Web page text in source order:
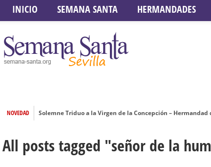
INICIO SEMANA SANTA HERMANDADES
NOVEDAD
Solemne Triduo a la Virgen de la Concepción – Hermandad
Besamanos al Señor del Gran Poder de Sevilla
Solemne y devoto Besamanos en honor de María Santísima
All posts tagged "señor de la